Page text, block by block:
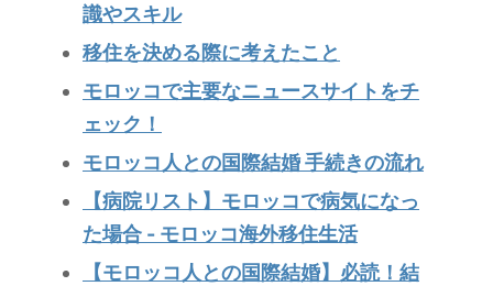
識やスキル
移住を決める際に考えたこと
モロッコで主要なニュースサイトをチ
ェック！
モロッコ人との国際結婚 手続きの流れ
【病院リスト】モロッコで病気になっ
た場合 - モロッコ海外移住生活
【モロッコ人との国際結婚】必読！結